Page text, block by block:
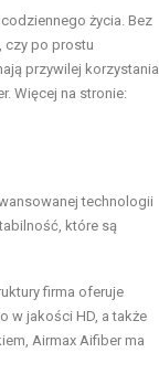
życia. Bez
czy po prostu
przywilej korzystania
Więcej na stronie:
technologii
które są
firma oferuje
w jakości HD, a także
Airmax Aifiber ma